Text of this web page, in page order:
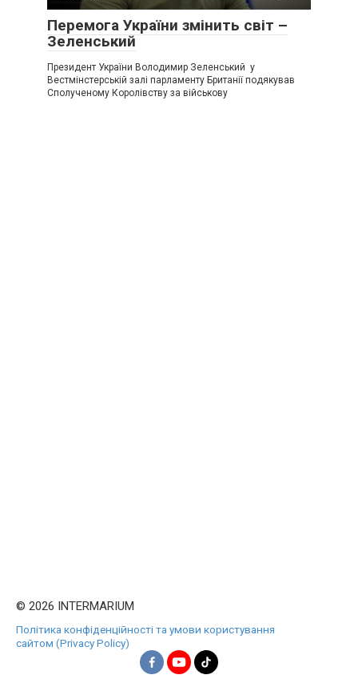
Перемога України змінить світ –
Зеленський
Президент України Володимир Зеленський у
Вестмінстерській залі парламенту Британії подякував
Сполученому Королівству за військову
© 2026 INTERMARIUM
Політика конфіденційності та умови користування
сайтом (Privacy Policy)